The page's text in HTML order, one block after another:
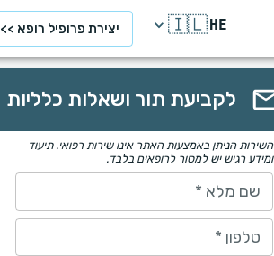
HE
🇮🇱 יצירת פרופיל רופא >>
לקביעת תור ושאלות כלליות
השירות הניתן באמצעות האתר אינו שירות רפואי. תיעוד
ומידע רגיש יש למסור לרופאים בלבד.
שם מלא *
טלפון *